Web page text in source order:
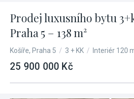
Prodej luxusního bytu
Praha 5 – 138 m²
Košíře, Praha 5 / 3 + KK / Interiér 120
25 900 000 Kč